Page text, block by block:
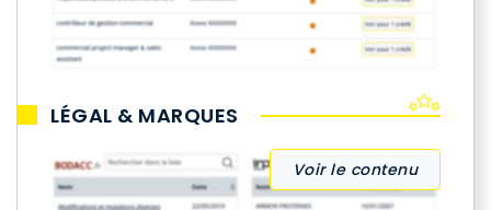
LÉGAL & MARQUES
Voir le contenu